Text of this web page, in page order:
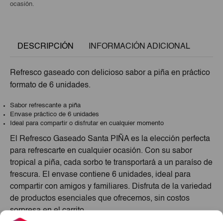
ocasión.
DESCRIPCIÓN INFORMACIÓN ADICIONAL
Refresco gaseado con delicioso sabor a piña en práctico
formato de 6 unidades.
Sabor refrescante a piña
Envase práctico de 6 unidades
Ideal para compartir o disfrutar en cualquier momento
El Refresco Gaseado Santa PIÑA es la elección perfecta
para refrescarte en cualquier ocasión. Con su sabor
tropical a piña, cada sorbo te transportará a un paraíso de
frescura. El envase contiene 6 unidades, ideal para
compartir con amigos y familiares. Disfruta de la variedad
de productos esenciales que ofrecemos, sin costos
sorpresa en el carrito.